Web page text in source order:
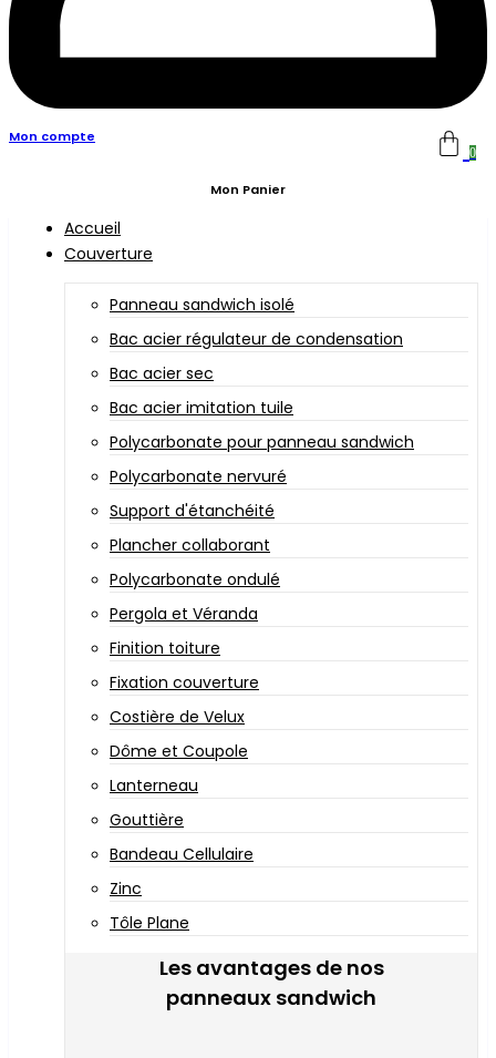
Mon compte
0
Mon Panier
Accueil
Couverture
Panneau sandwich isolé
Bac acier régulateur de condensation
Bac acier sec
Bac acier imitation tuile
Polycarbonate pour panneau sandwich
Polycarbonate nervuré
Support d'étanchéité
Plancher collaborant
Polycarbonate ondulé
Pergola et Véranda
Finition toiture
Fixation couverture
Costière de Velux
Dôme et Coupole
Lanterneau
Gouttière
Bandeau Cellulaire
Zinc
Tôle Plane
Les avantages de nos
panneaux sandwich